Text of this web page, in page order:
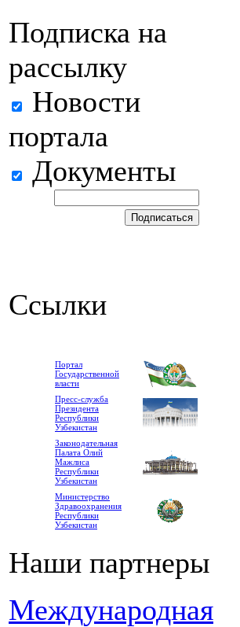
Подписка на
рассылку
Новости
портала
Документы
Ссылки
Портал
Государственной
власти
Пресс-служба
Президента
Республики
Узбекистан
Законодательная
Палата Олий
Мажлиса
Республики
Узбекистан
Министерство
Здравоохранения
Республики
Узбекистан
Наши партнеры
Международная